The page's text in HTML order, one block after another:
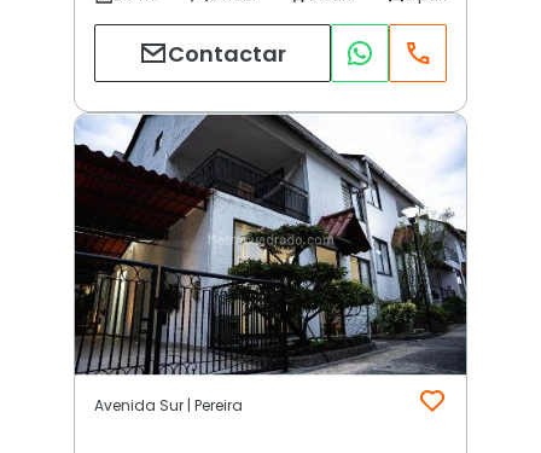
Contactar
Avenida Sur | Pereira